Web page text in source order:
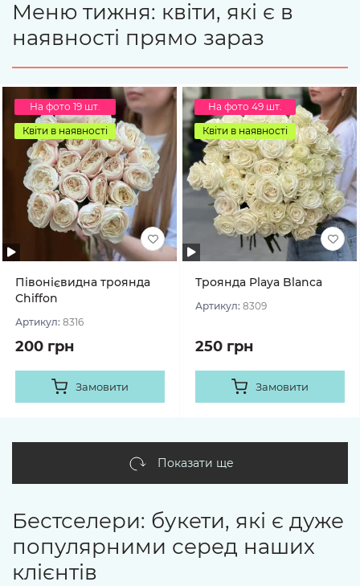
Меню тижня: квіти, які є в
наявності прямо зараз
На фото 19 шт.
Квіти в наявності
Півонієвидна троянда
Chiffon
Артикул: 8316
200 грн
Замовити
На фото 49 шт.
Квіти в наявності
Троянда Playa Blanca
Артикул: 8309
250 грн
Замовити
Показати ще
Бестселери: букети, які є дуже
популярними серед наших
клієнтів